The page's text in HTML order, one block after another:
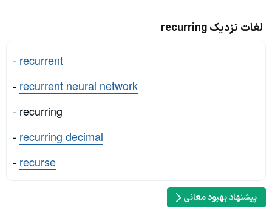
لغات نزدیک recurring
- recurrent
- recurrent neural network
- recurring
- recurring decimal
- recurse
پیشنهاد بهبود معانی